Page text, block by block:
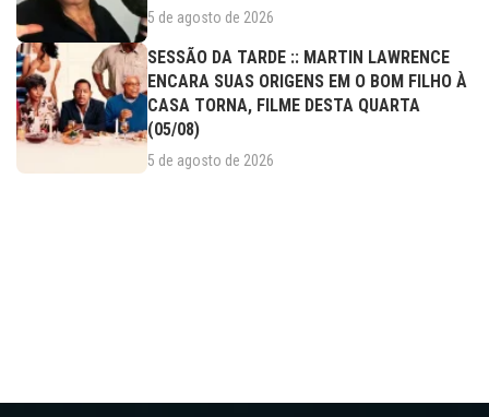
5 de agosto de 2026
SESSÃO DA TARDE :: MARTIN LAWRENCE
ENCARA SUAS ORIGENS EM O BOM FILHO À
CASA TORNA, FILME DESTA QUARTA
(05/08)
5 de agosto de 2026